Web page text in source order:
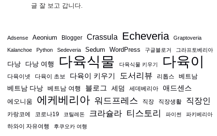
글 잘 보고 갑니다.
Adsense Aeonium Blogger Crassula Echeveria Graptoveria
Kalanchoe Python Sedeveria Sedum WordPress 구글블로거 그라프토베리아
다낭 다낭 여행 다육식물 다육식물 키우기 다육이
다육이넷 다육이 초보 다육이 키우기 도서리뷰 리톱스
베트남
베트남 다낭 베트남 여행 블로그 세덤 세데베리아 애드센스
에오니움 에케베리아 워드프레스 직장 직장생활 직장인
카랑코에 코로나19 코틸레돈 크라슐라 티스토리 파이썬 파키베리아
하와이 자유여행 후쿠오카 여행